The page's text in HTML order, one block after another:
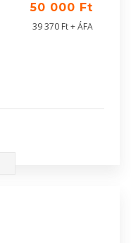
50 000 Ft
39 370 Ft + ÁFA